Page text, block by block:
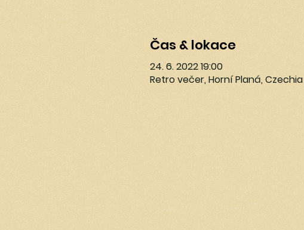
Čas & lokace
24. 6. 2022 19:00
Retro večer, Horní Planá, Czechia